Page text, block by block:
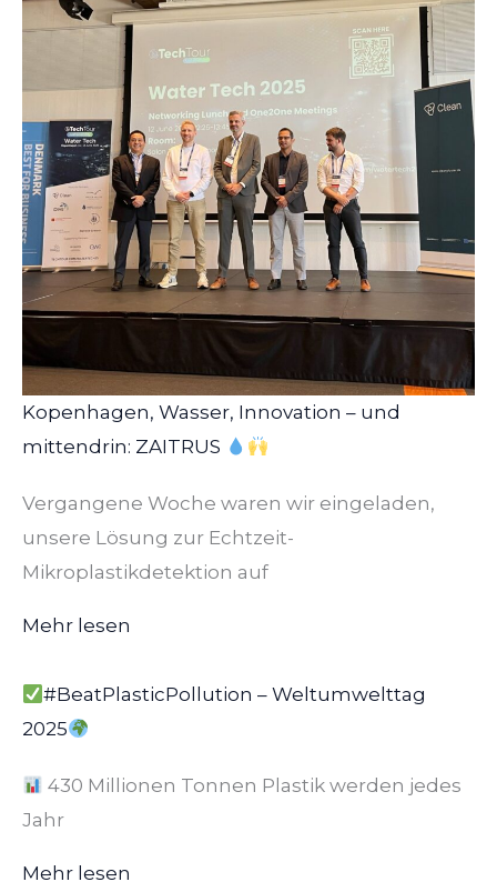
Kopenhagen, Wasser, Innovation – und
mittendrin: ZAITRUS
Vergangene Woche waren wir eingeladen,
unsere Lösung zur Echtzeit-
Mikroplastikdetektion auf
Mehr lesen
#BeatPlasticPollution – Weltumwelttag
2025
430 Millionen Tonnen Plastik werden jedes
Jahr
Mehr lesen